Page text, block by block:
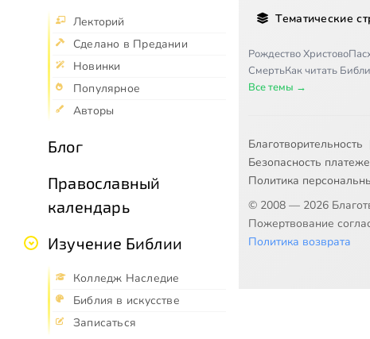
Лекторий
Сделано в Предании
Новинки
Популярное
Авторы
Блог
Православный
календарь
Изучение Библии
Колледж Наследие
Библия в искусстве
Записаться
Тематические
Рождество Христово
СмертьКак читать
Все темы →
Благотворительность
Безопасность
Политика
© 2008 — 2026
Пожертвование
Политика возврата